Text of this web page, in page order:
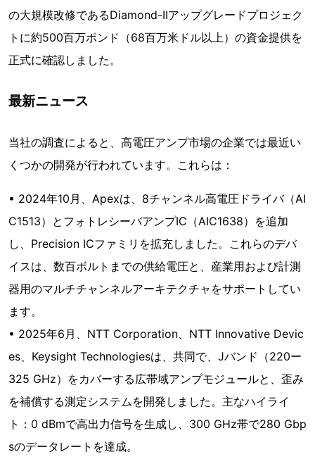
の大規模改修であるDiamond-IIアップグレードプロジェク
トに約500百万ポンド（68百万米ドル以上）の資金提供を
正式に確認しました。
最新ニュース
当社の調査によると、高電圧アンプ市場の企業では最近い
くつかの開発が行われています。これらは：
• 2024年10月、Apexは、8チャンネル高電圧ドライバ（AI
C1513）とフォトレシーバアンプIC（AIC1638）を追加
し、Precision ICファミリを拡充しました。これらのデバ
イスは、数百ボルトまでの供給電圧と、産業用および計測
器用のマルチチャンネルアーキテクチャをサポートしてい
ます。
• 2025年6月、NTT Corporation、NTT Innovative Devic
es、Keysight Technologiesは、共同で、Jバンド（220ー
325 GHz）をカバーする広帯域アンプモジュールと、歪み
を補償する測定システムを開発しました。主なハイライ
ト：0 dBmで高出力信号を生成し、300 GHz帯で280 Gbp
sのデータレートを達成。